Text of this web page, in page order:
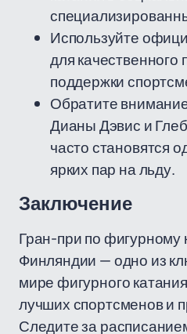
Используйте
для качественного
поддержки
Обратите
Дианы Дэвис и
часто становятся
ярких пар на льду.
Заключение
Гран-при по фигурному
Финляндии — одно из
мире фигурного
лучших спортсменов и
Следите за